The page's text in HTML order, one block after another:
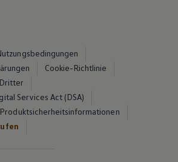
Cookie-Richtlinie
Services Act (DSA)
Produktsicherheitsinformationen